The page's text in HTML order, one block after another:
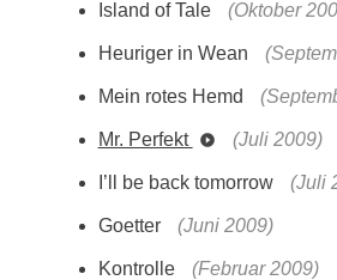
Island of Tale (Oktober
Heuriger in Wean
Mein rotes Hemd
Mr. Perfekt (Juli 2009)
I’ll be back tomorrow (Juli
Goetter (Juni 2009)
Kontrolle (Februar 2009)